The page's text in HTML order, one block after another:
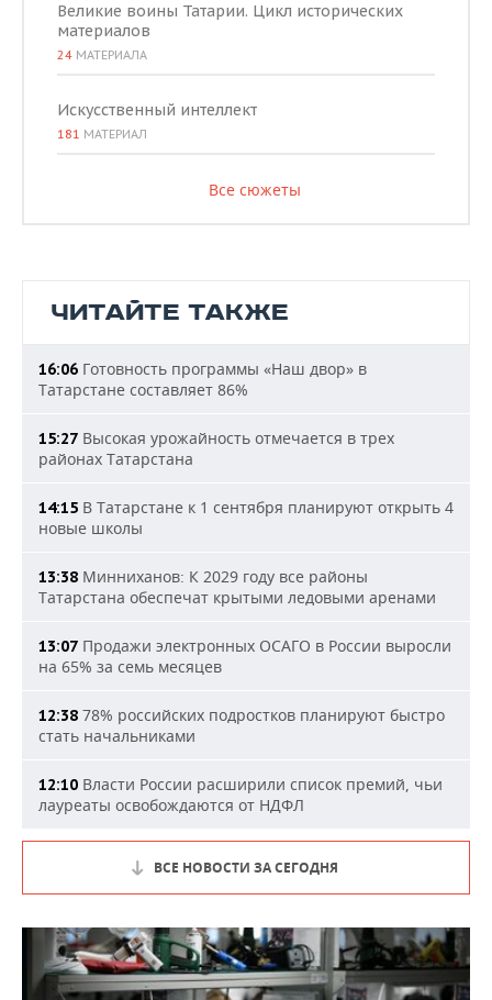
Великие воины Татарии. Цикл исторических
материалов
24 МАТЕРИАЛА
Искусственный интеллект
181 МАТЕРИАЛ
Все сюжеты
ЧИТАЙТЕ ТАКЖЕ
16:06 Готовность программы «Наш двор» в
Татарстане составляет 86%
15:27 Высокая урожайность отмечается в трех
районах Татарстана
14:15 В Татарстане к 1 сентября планируют открыть 4
новые школы
13:38 Минниханов: К 2029 году все районы
Татарстана обеспечат крытыми ледовыми аренами
13:07 Продажи электронных ОСАГО в России выросли
на 65% за семь месяцев
12:38 78% российских подростков планируют быстро
стать начальниками
12:10 Власти России расширили список премий, чьи
лауреаты освобождаются от НДФЛ
ВСЕ НОВОСТИ ЗА СЕГОДНЯ